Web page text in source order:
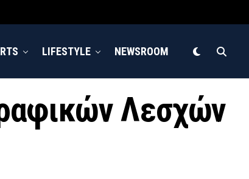
LIFESTYLE NEWSROOM
Λεσχών